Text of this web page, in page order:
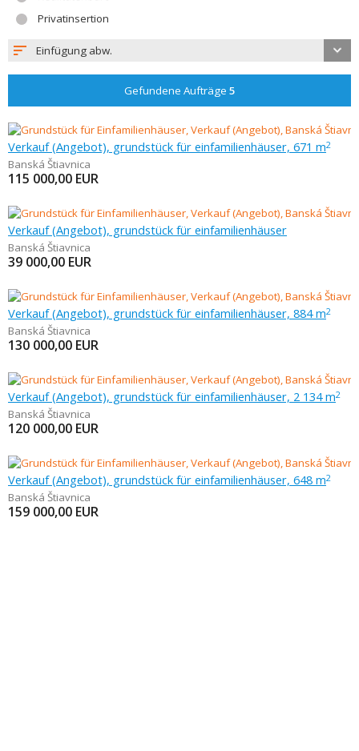
Privatinsertion
Einfügung abw.
Gefundene Aufträge 5
Verkauf (Angebot), grundstück für einfamilienhäuser, 671 m2
Banská Štiavnica
115 000,00 EUR
Verkauf (Angebot), grundstück für einfamilienhäuser
Banská Štiavnica
39 000,00 EUR
Verkauf (Angebot), grundstück für einfamilienhäuser, 884 m2
Banská Štiavnica
130 000,00 EUR
Verkauf (Angebot), grundstück für einfamilienhäuser, 2 134 m2
Banská Štiavnica
120 000,00 EUR
Verkauf (Angebot), grundstück für einfamilienhäuser, 648 m2
Banská Štiavnica
159 000,00 EUR